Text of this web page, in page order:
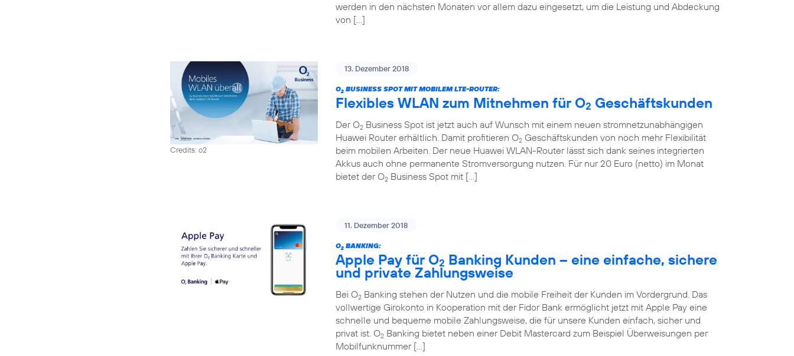
werden in den nächsten Monaten vor allem dazu eingesetzt, um die Leistung und Abdeckung
von […]
Credits: o2
13. Dezember 2018
O2 BUSINESS SPOT MIT MOBILEM LTE-ROUTER:
Flexibles WLAN zum Mitnehmen für O2 Geschäftskunden
Der O2 Business Spot ist jetzt auch auf Wunsch mit einem neuen stromnetzunabhängigen
Huawei Router erhältlich. Damit profitieren O2 Geschäftskunden von noch mehr Flexibilität
beim mobilen Arbeiten. Der neue Huawei WLAN-Router lässt sich dank seines integrierten
Akkus auch ohne permanente Stromversorgung nutzen. Für nur 20 Euro (netto) im Monat
bietet der O2 Business Spot mit […]
11. Dezember 2018
O2 BANKING:
Apple Pay für O2 Banking Kunden – eine einfache, sichere
und private Zahlungsweise
Bei O2 Banking stehen der Nutzen und die mobile Freiheit der Kunden im Vordergrund. Das
vollwertige Girokonto in Kooperation mit der Fidor Bank ermöglicht jetzt mit Apple Pay eine
schnelle und bequeme mobile Zahlungsweise, die für unsere Kunden einfach, sicher und
privat ist. O2 Banking bietet neben einer Debit Mastercard zum Beispiel Überweisungen per
Mobilfunknummer […]